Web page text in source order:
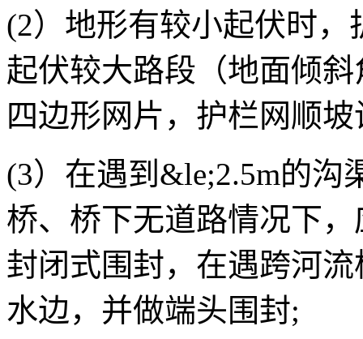
(2）地形有较小起伏时
起伏较大路段（地面倾
四边形网片，护栏网顺坡
(3）在遇到&le;2.5m的沟
桥、桥下无道路情况下
封闭式围封，在遇跨河
水边，并做端头围封;